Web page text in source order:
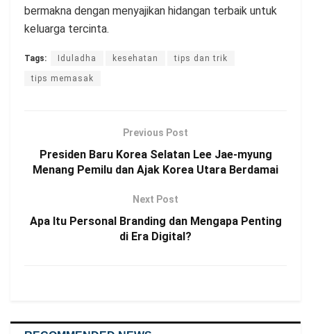
bermakna dengan menyajikan hidangan terbaik untuk
keluarga tercinta.
Tags: Iduladha kesehatan tips dan trik
tips memasak
Previous Post
Presiden Baru Korea Selatan Lee Jae-myung
Menang Pemilu dan Ajak Korea Utara Berdamai
Next Post
Apa Itu Personal Branding dan Mengapa Penting
di Era Digital?